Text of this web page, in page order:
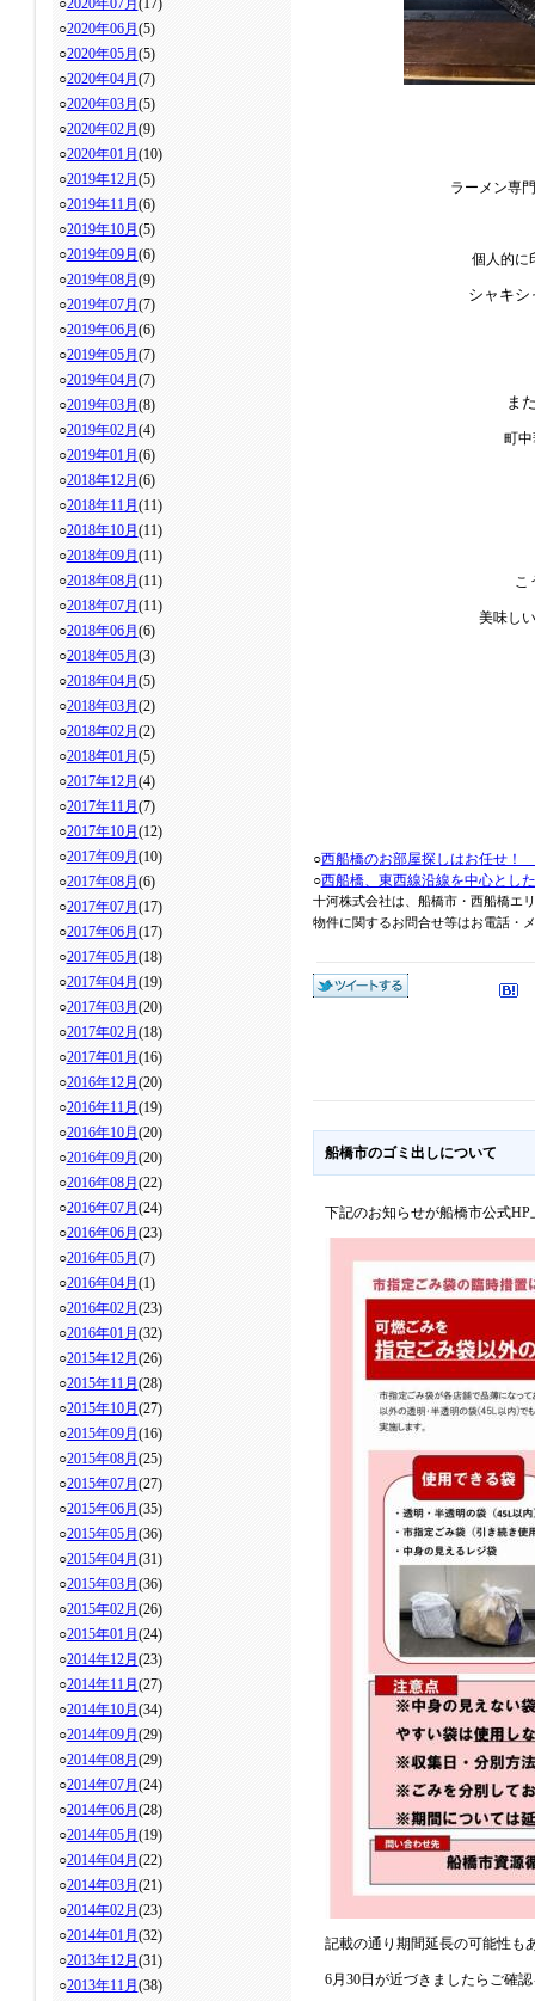
○2020年07月 (17)
○2020年06月 (5)
○2020年05月 (5)
○2020年04月 (7)
○2020年03月 (5)
○2020年02月 (9)
○2020年01月 (10)
○2019年12月 (5)
○2019年11月 (6)
○2019年10月 (5)
○2019年09月 (6)
○2019年08月 (9)
○2019年07月 (7)
○2019年06月 (6)
○2019年05月 (7)
○2019年04月 (7)
○2019年03月 (8)
○2019年02月 (4)
○2019年01月 (6)
○2018年12月 (6)
○2018年11月 (11)
○2018年10月 (11)
○2018年09月 (11)
○2018年08月 (11)
○2018年07月 (11)
○2018年06月 (6)
○2018年05月 (3)
○2018年04月 (5)
○2018年03月 (2)
○2018年02月 (2)
○2018年01月 (5)
○2017年12月 (4)
○2017年11月 (7)
○2017年10月 (12)
○2017年09月 (10)
○2017年08月 (6)
○2017年07月 (17)
○2017年06月 (17)
○2017年05月 (18)
○2017年04月 (19)
○2017年03月 (20)
○2017年02月 (18)
○2017年01月 (16)
○2016年12月 (20)
○2016年11月 (19)
○2016年10月 (20)
○2016年09月 (20)
○2016年08月 (22)
○2016年07月 (24)
○2016年06月 (23)
○2016年05月 (7)
○2016年04月 (1)
○2016年02月 (23)
○2016年01月 (32)
○2015年12月 (26)
○2015年11月 (28)
○2015年10月 (27)
○2015年09月 (16)
○2015年08月 (25)
○2015年07月 (27)
○2015年06月 (35)
○2015年05月 (36)
○2015年04月 (31)
○2015年03月 (36)
○2015年02月 (26)
○2015年01月 (24)
○2014年12月 (23)
○2014年11月 (27)
○2014年10月 (34)
○2014年09月 (29)
○2014年08月 (29)
○2014年07月 (24)
○2014年06月 (28)
○2014年05月 (19)
○2014年04月 (22)
○2014年03月 (21)
○2014年02月 (23)
○2014年01月 (32)
○2013年12月 (31)
○2013年11月 (38)
ラーメン専
個人的に
シャキ
ま
町
こ
美味し
○西船橋のお部屋探しはお任せ！
○西船橋、東西線沿線を中心とし
十河株式会社は、船橋市・西船橋エ
物件に関するお問合せ等はお電話・
船橋市のゴミ出しについて
下記のお知らせが船橋市公式
記載の通り期間延長の可能性も
6月30日が近づきましたらご確